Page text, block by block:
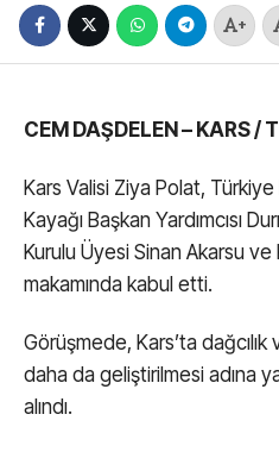
+
CEM DAŞDELEN – KARS /
Kars Valisi Ziya Polat,
Kayağı Başkan Yardımcısı
Kurulu Üyesi Sinan Akarsu
makamında kabul etti.
Görüşmede, Kars’ta dağcılık
daha da geliştirilmesi adına
alındı.